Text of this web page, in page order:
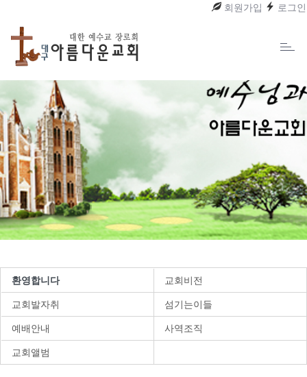
회원가입 로그인
환영합니다 교회비전
교회발자취 섬기는이들
예배안내 사역조직
교회앨범